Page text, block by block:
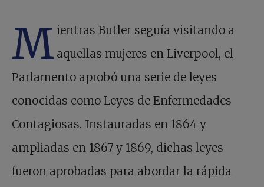
M ientras Butler seguía visitando a
aquellas mujeres en Liverpool, el
Parlamento aprobó una serie de leyes
conocidas como Leyes de Enfermedades
Contagiosas. Instauradas en 1864 y
ampliadas en 1867 y 1869, dichas leyes
fueron aprobadas para abordar la rápida